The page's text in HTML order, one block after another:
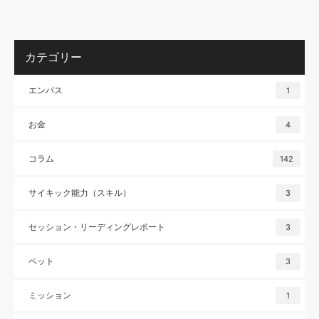
カテゴリー
エンパス 1
お金 4
コラム 142
サイキック能力（スキル） 3
セッション・リーディングレポート 3
ペット 3
ミッション 1